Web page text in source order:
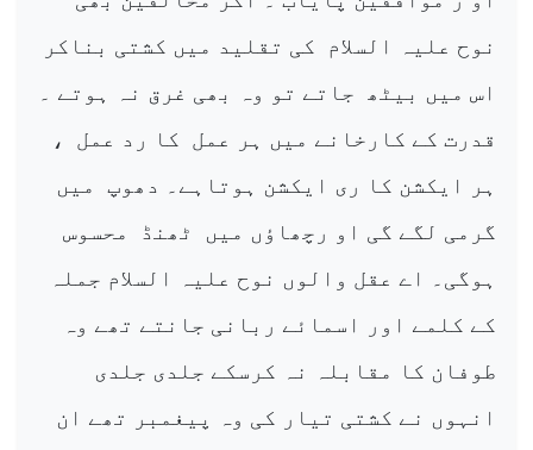
نوح علیہ السلام
کی تقلید میں کشتی بناکر
اس میں بیٹھ
جاتے تو وہ بھی غرق نہ ہوتے ۔
قدرت کے کارخانے میں ہر عمل
کا رد عمل
،
ہر ایکشن کا ری ایکشن ہوتاہے۔ دھوپ
میں
گرمی لگے گی او رچھاؤں میں
ٹھنڈ
محسوس
ہوگی۔ اے عقل والوں نوح علیہ السلام جملہ
کے کلمے اور اسمائے ربانی جانتے تھے وہ
طوفان کا مقابلہ نہ کرسکے جلدی جلدی
انہوں نے کشتی تیار کی وہ پیغمبر تھے ان